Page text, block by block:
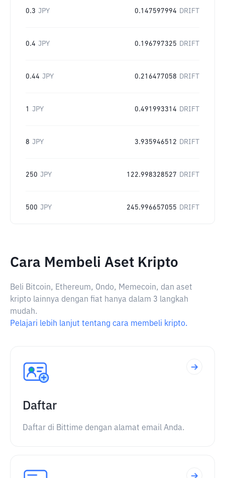
0.3 JPY 0.147597994 DRIFT
0.4 JPY 0.196797325 DRIFT
0.44 JPY 0.216477058 DRIFT
1 JPY 0.491993314 DRIFT
8 JPY 3.935946512 DRIFT
250 JPY 122.998328527 DRIFT
500 JPY 245.996657055 DRIFT
Cara Membeli Aset Kripto
Beli Bitcoin, Ethereum, Ondo, Memecoin, dan aset
kripto lainnya dengan fiat hanya dalam 3 langkah
mudah.
Pelajari lebih lanjut tentang cara membeli kripto.
Daftar
Daftar di Bittime dengan alamat email Anda.